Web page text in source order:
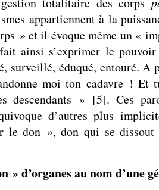
appartiennent à la
» et il évoque même un «
ainsi s’exprimer le
surveillé, éduqué, entouré. A
moi ton cadavre ! Et
descendants » [5]. Ces
d’autres plus
le don », don qui se dissout
» d’organes au nom d’une